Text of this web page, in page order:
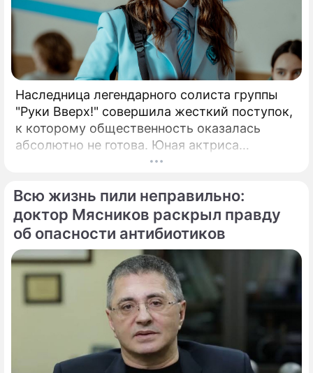
Наследница легендарного солиста группы
"Руки Вверх!" совершила жесткий поступок,
к которому общественность оказалась
абсолютно не готова. Юная актриса
Вероника Жукова, дочь бессменного лидера
заставила взрогнуть своих многочисленных
поклонников.
Всю жизнь пили неправильно:
доктор Мясников раскрыл правду
об опасности антибиотиков